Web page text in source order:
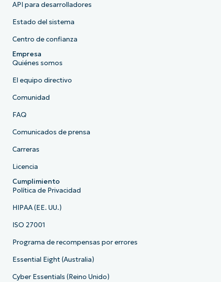
API para desarrolladores
Estado del sistema
Centro de confianza
Empresa
Quiénes somos
El equipo directivo
Comunidad
FAQ
Comunicados de prensa
Carreras
Licencia
Cumplimiento
Política de Privacidad
HIPAA (EE. UU.)
ISO 27001
Programa de recompensas por errores
Essential Eight (Australia)
Cyber Essentials (Reino Unido)